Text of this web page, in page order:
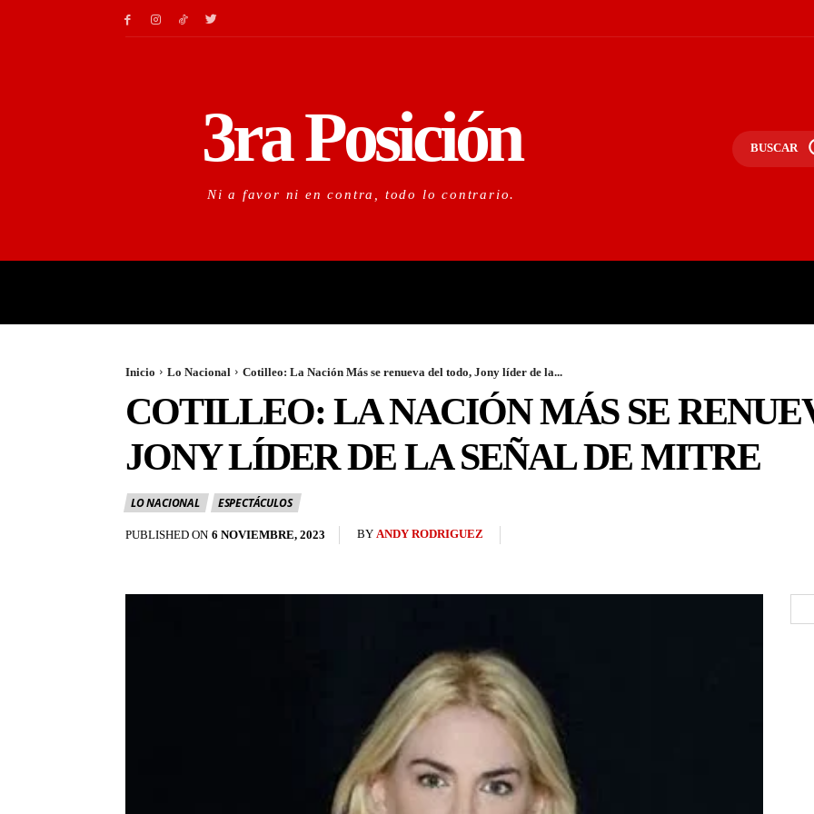
3ra Posición
Ni a favor ni en contra, todo lo contrario.
BUSCAR
Inicio Lo Nacional Cotilleo: La Nación Más se renueva del todo, Jony líder de la...
COTILLEO: LA NACIÓN MÁS SE
JONY LÍDER DE LA SEÑAL DE MITRE
LO NACIONAL ESPECTÁCULOS
PUBLISHED ON 6 NOVIEMBRE, 2023 BY ANDY RODRIGUEZ